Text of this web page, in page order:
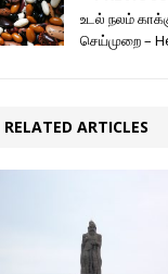
உடல் நலம்
செய்முறை –
RELATED ARTICLES